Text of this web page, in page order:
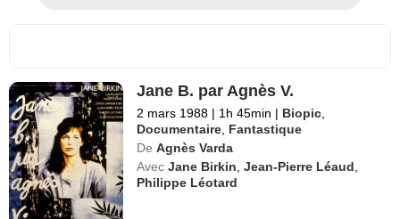
Jane B. par Agnès V.
2 mars 1988 | 1h 45min | Biopic,
Documentaire, Fantastique
De Agnès Varda
Avec Jane Birkin,Jean-Pierre Léaud,
Philippe Léotard